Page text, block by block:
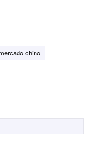
mercado chino